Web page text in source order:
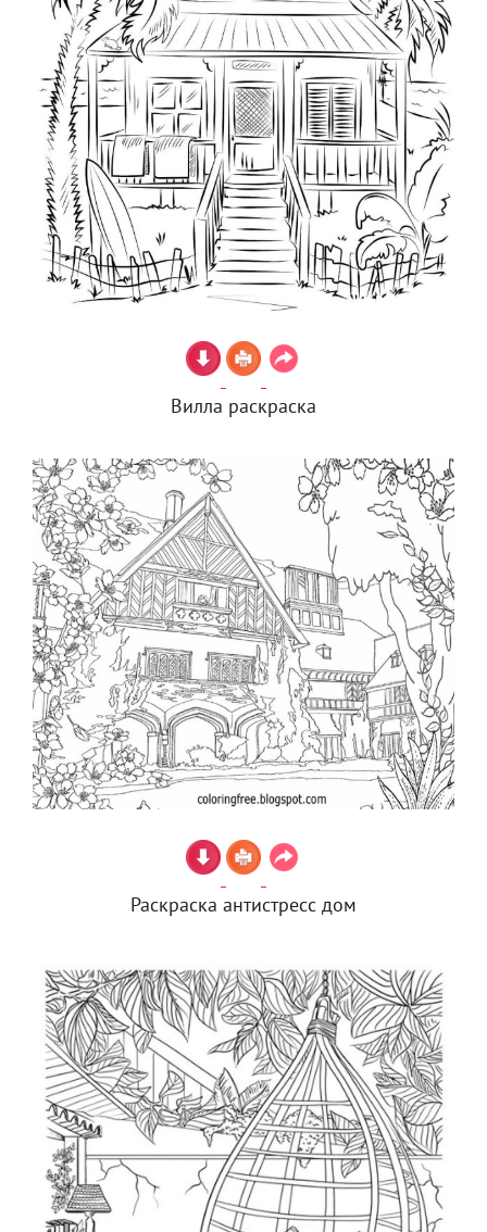
Вилла раскраска
Раскраска антистресс дом